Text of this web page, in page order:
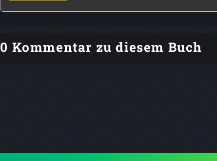
0 Kommentar zu diesem Buch